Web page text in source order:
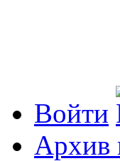
Войти
Архив